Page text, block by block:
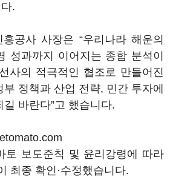
.
공사 사장은 “우리나라 해운의
성과까지 이어지는 종합 분석이
사의 적극적인 협조로 만들어진
정책과 산업 전략, 민간 투자에
바란다”고 했습니다.
토 보도준칙 및 윤리강령에 따라
최종 확인·수정했습니다.